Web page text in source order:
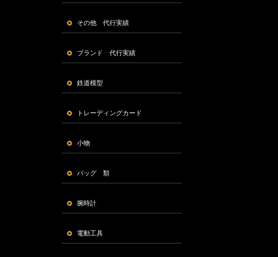
その他 代行実績
ブランド 代行実績
鉄道模型
トレーディングカード
小物
バッグ 類
腕時計
電動工具